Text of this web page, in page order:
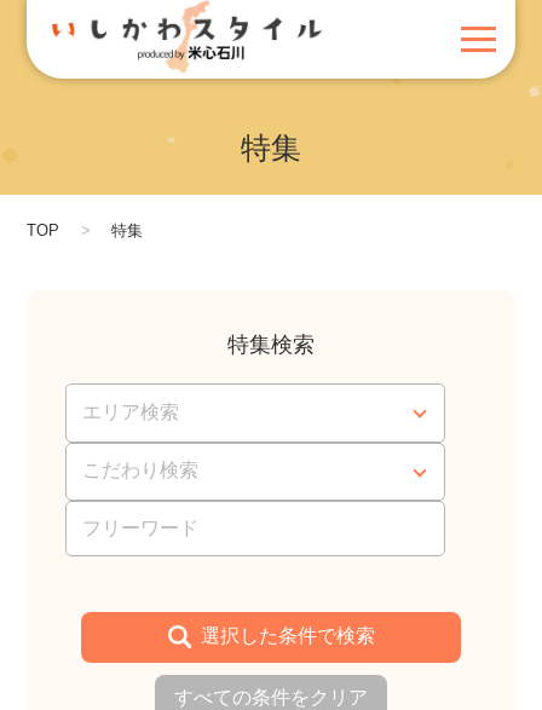
特集
TOP 特集
特集検索
エリア検索
こだわり検索
選択した条件で検索
すべての条件をクリア